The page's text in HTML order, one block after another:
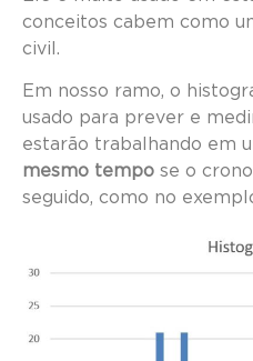
conceitos cabem como
civil.
Em nosso ramo, o
usado para prever e
estarão trabalhando em
mesmo tempo se o
seguido, como no